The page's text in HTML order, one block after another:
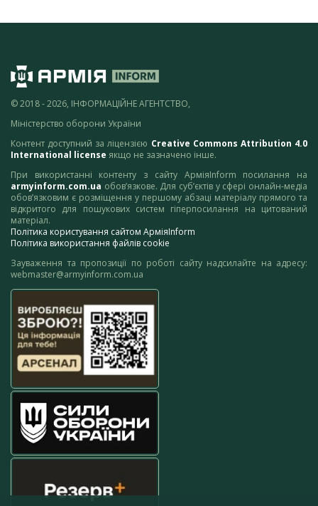
© 2018 - 2026, ІНФОРМАЦІЙНЕ АГЕНТСТВО,
Міністерство оборони України
Контент доступний за ліцензією Creative Commons Attribution 4.0
International license якщо не зазначено інше.
При використанні контенту з сайту АрміяInform посилання на
armyinform.com.ua обов’язкове. Для суб’єктів у сфері онлайн-медіа
обов’язковим є розміщення у першому абзаці матеріалу прямого та
відкритого для пошукових систем гіперпосилання на цитований
матеріал.
Політика користування сайтом АрміяInform
Політика використання файлів cookie
Зауваження та пропозиції по роботі сайту надсилайте на адресу:
webmaster@armyinform.com.ua